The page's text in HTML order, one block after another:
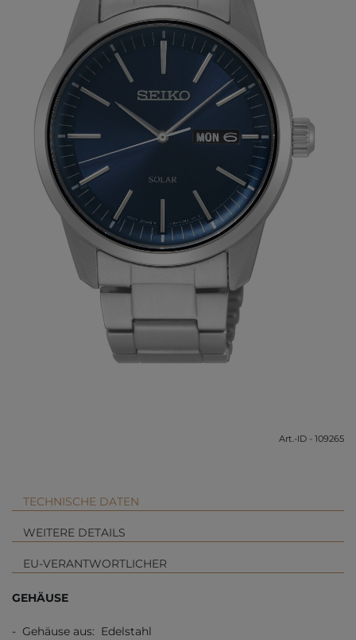
Art.-ID - 109265
TECHNISCHE DATEN
WEITERE DETAILS
EU-VERANTWORTLICHER
GEHÄUSE
- Gehäuse aus: Edelstahl